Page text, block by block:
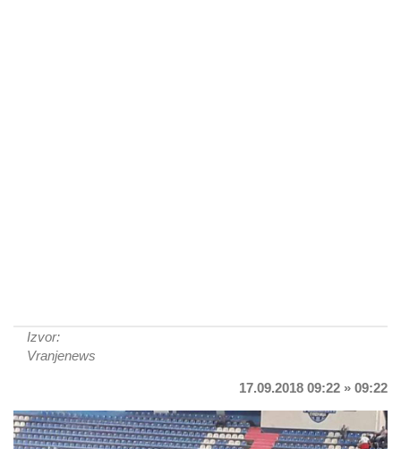
Izvor:
Vranjenews
17.09.2018 09:22 » 09:22